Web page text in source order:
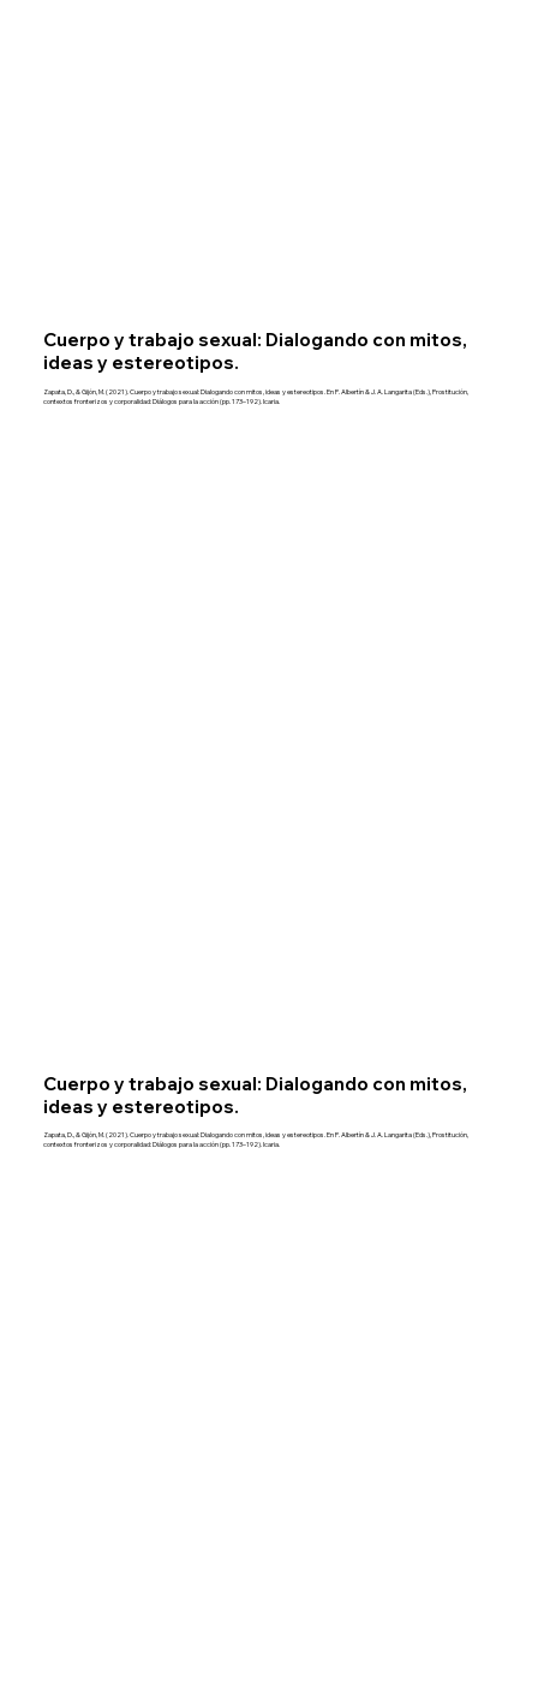
Cuerpo y trabajo sexual: Dialogando con mitos,
ideas y estereotipos.
Zapata, D., & Gijón, M. (2021). Cuerpo y trabajo sexual: Dialogando con mitos, ideas y estereotipos. En P. Albertín & J. A. Langarita (Eds.), Prostitución,
contextos fronterizos y corporalidad: Diálogos para la acción (pp. 173–192). Icaria.
Cuerpo y trabajo sexual: Dialogando con mitos,
ideas y estereotipos.
Zapata, D., & Gijón, M. (2021). Cuerpo y trabajo sexual: Dialogando con mitos, ideas y estereotipos. En P. Albertín & J. A. Langarita (Eds.), Prostitución,
contextos fronterizos y corporalidad: Diálogos para la acción (pp. 173–192). Icaria.